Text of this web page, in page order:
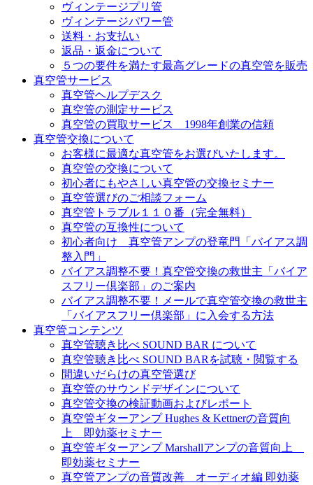
ヴィンテージプリ管
ヴィンテージパワー管
送料・お支払い
返品・返金について
５つの要件を満たす最高グレードの真空管を販売
真空管サービス
真空管ヘルプデスク
真空管の測定サービス
真空管の買取サービス 1998年創業の信頼
真空管交換について
お客様に最適な真空管をお選びいたします。
真空管の交換について
初心者にもやさしい真空管の交換セミナー
真空管選びのご相談フォーム
真空管トラブル１１０番（完全無料）
真空管の互換性について
初心者向け 真空管アンプの登竜門「バイアス調
整入門」
バイアス調整不要！真空管交換の救世主「バイア
スフリー倶楽部」のご案内
バイアス調整不要！メールで真空管交換の救世主
「バイアスフリー倶楽部」に入会する方法
真空管コンテンツ
真空管聴き比べ SOUND BAR について
真空管聴き比べ SOUND BARを試聴・閲覧する
間違いだらけの真空管選び
真空管のサウンドデザインについて
真空管交換の検証動画およびレポート
真空管ギターアンプ Hughes & Kettnerの音質向
上 即効薬セミナー
真空管ギターアンプ Marshallアンプの音質向上
即効薬セミナー
真空管アンプの音質改善 オーディオ編 即効薬